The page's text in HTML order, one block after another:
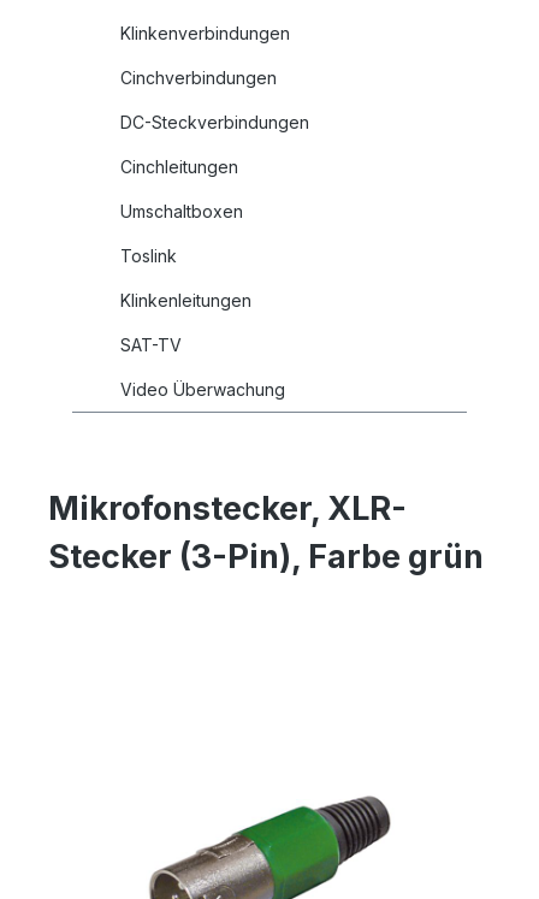
Klinkenverbindungen
Cinchverbindungen
DC-Steckverbindungen
Cinchleitungen
Umschaltboxen
Toslink
Klinkenleitungen
SAT-TV
Video Überwachung
Mikrofonstecker, XLR-
Stecker (3-Pin), Farbe grün